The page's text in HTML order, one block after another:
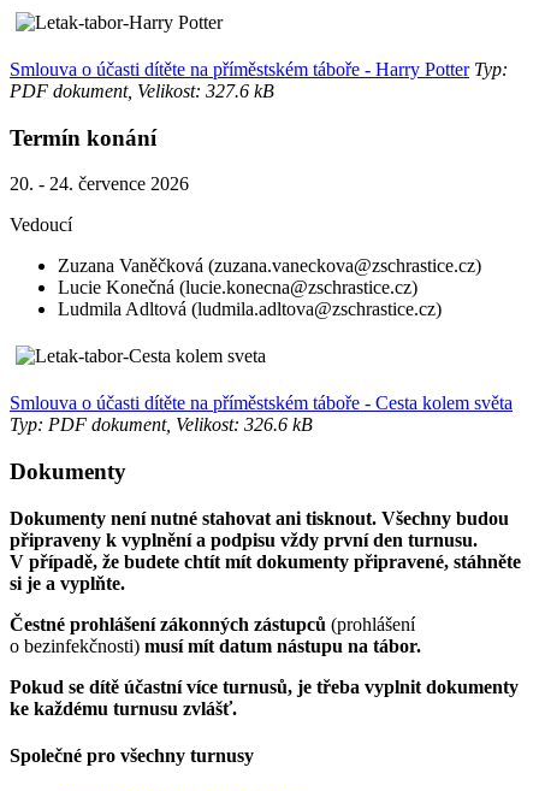
Smlouva o účasti dítěte na příměstském táboře - Harry PotterTyp:
PDF dokument, Velikost: 327.6 kB
Termín konání
20. - 24. července 2026
Vedoucí
Zuzana Vaněčková (zuzana.vaneckova@zschrastice.cz)
Lucie Konečná (lucie.konecna@zschrastice.cz)
Ludmila Adltová (ludmila.adltova@zschrastice.cz)
Smlouva o účasti dítěte na příměstském táboře - Cesta kolem světa
Typ: PDF dokument, Velikost: 326.6 kB
Dokumenty
Dokumenty není nutné stahovat ani tisknout. Všechny budou
připraveny k vyplnění a podpisu vždy první den turnusu.
V případě, že budete chtít mít dokumenty připravené, stáhněte
si je a vyplňte.
Čestné prohlášení zákonných zástupců (prohlášení
o bezinfekčnosti) musí mít datum nástupu na tábor.
Pokud se dítě účastní více turnusů, je třeba vyplnit dokumenty
ke každému turnusu zvlášť.
Společné pro všechny turnusy